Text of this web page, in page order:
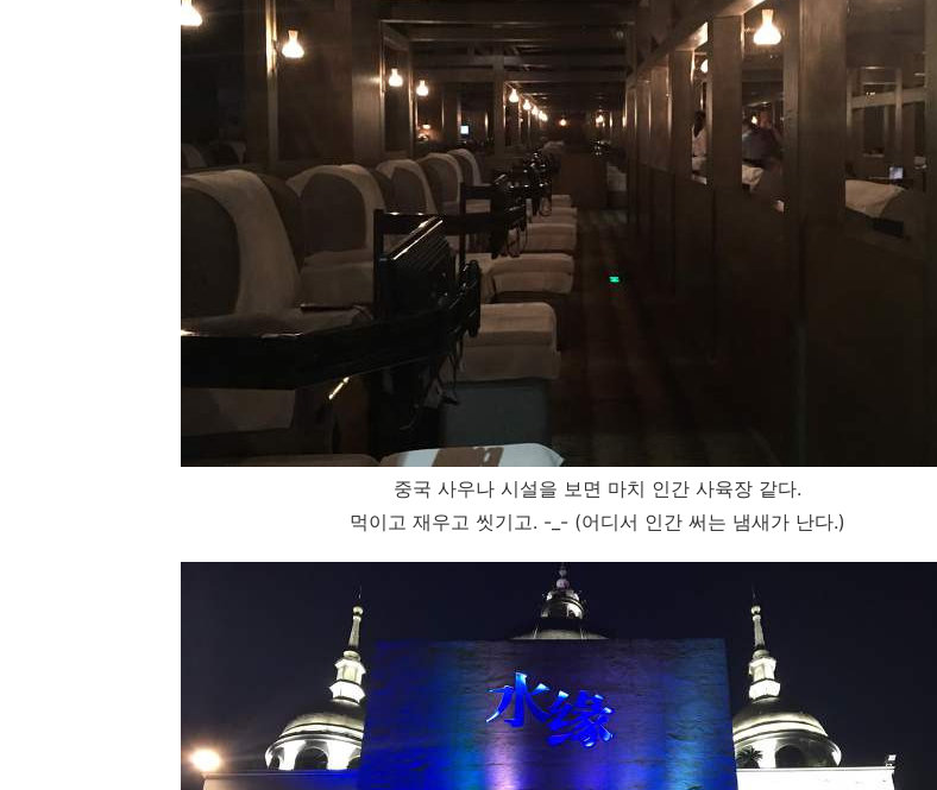
중국 사우나 시설을 보면 마치 인간 사육장 같다.
먹이고 재우고 씻기고. -_- (어디서 인간 써는 냄새가 난다.)